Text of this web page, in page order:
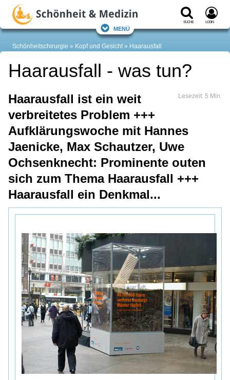
Suche Login
Menü
Schönheitschirurgie Kopf und Gesicht Haarausfall
Haarausfall - was tun?
Lesezeit: 5 Min.
Haarausfall ist ein weit
verbreitetes Problem +++
Aufklärungswoche mit Hannes
Jaenicke, Max Schautzer, Uwe
Ochsenknecht: Prominente outen
sich zum Thema Haarausfall +++
Haarausfall ein Denkmal...